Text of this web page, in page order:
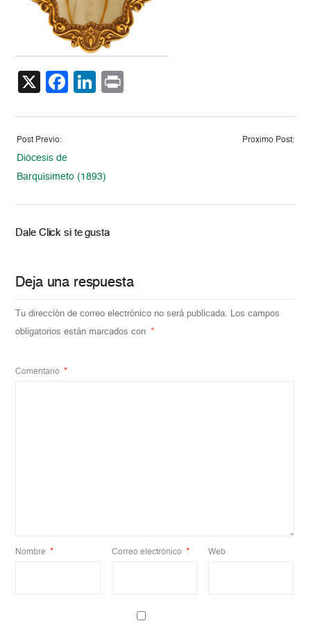
X Facebook
LinkedIn
Post Previo:
Diócesis de
Barquisimeto (1893)
Proximo Post:
Dale Click si te gusta
Deja una respuesta
Tu dirección de correo electrónico no será publicada. Los campos
obligatorios están marcados con
*
Comentario *
Nombre * Correo electrónico * Web